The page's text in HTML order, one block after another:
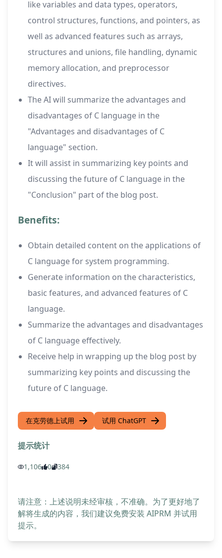
like variables and data types, operators,
control structures, functions, and pointers, as
well as advanced features such as arrays,
structures and unions, file handling, dynamic
memory allocation, and preprocessor
directives.
The AI will summarize the advantages and
disadvantages of C language in the
"Advantages and disadvantages of C
language" section.
It will assist in summarizing key points and
discussing the future of C language in the
"Conclusion" part of the blog post.
Benefits:
Obtain detailed content on the applications of
C language for system programming.
Generate information on the characteristics,
basic features, and advanced features of C
language.
Summarize the advantages and disadvantages
of C language effectively.
Receive help in wrapping up the blog post by
summarizing key points and discussing the
future of C language.
在克劳德上试用 试用 ChatGPT
提示统计
1,106 0 384
请注意：上述说明未经审核，不准确。为了更好地了
解将生成的内容，我们建议免费安装 AIPRM 并试用
提示。